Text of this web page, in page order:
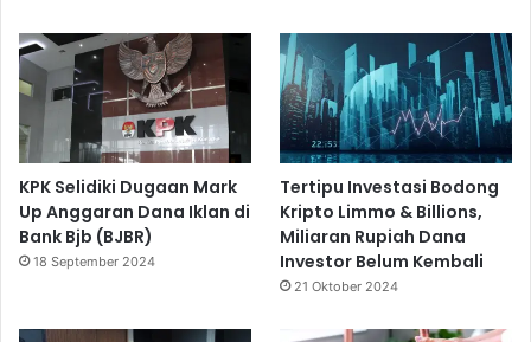
KPK Selidiki Dugaan Mark
Up Anggaran Dana Iklan di
Bank Bjb (BJBR)
18 September 2024
Tertipu Investasi Bodong
Kripto Limmo & Billions,
Miliaran Rupiah Dana
Investor Belum Kembali
21 Oktober 2024